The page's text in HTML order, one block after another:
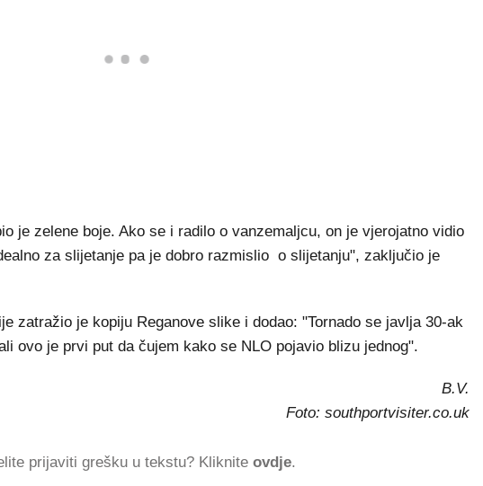
je zelene boje. Ako se i radilo o vanzemaljcu, on je vjerojatno vidio
za slijetanje pa je dobro razmislio o slijetanju", zaključio je
zatražio je kopiju Reganove slike i dodao: "Tornado se javlja 30-ak
ovo je prvi put da čujem kako se NLO pojavio blizu jednog".
B.V.
Foto: southportvisiter.co.uk
prijaviti grešku u tekstu? Kliknite ovdje.